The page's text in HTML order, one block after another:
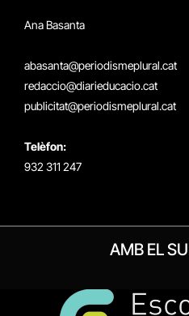
Ana Basanta
abasanta@periodismeplural.cat
redaccio@diarieducacio.cat
publicitat@periodismeplural.cat
Telèfon:
932 311 247
AMB EL